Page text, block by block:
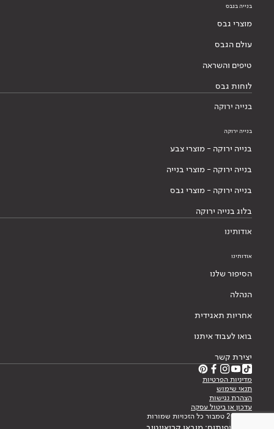
בנייה בגבס
מוצרי גבס
עולם הגבס
טיפים והשראה
לוחות גבס
בנייה ירוקה
בנייה ירוקה
בנייה ירוקה - מוצרי צבע
בנייה ירוקה - מוצרי בנייה
בנייה ירוקה - מוצרי גבס
בלוג בנייה ירוקה
אודותינו
אודותינו
הסיפור שלנו
הנהלה
אחריות תאגידית
בואו לעבוד איתנו
יצירת קשר
מדיניות הפרטיות
תנאי שימוש
הצהרת נגישות
עדכון או ביטול עסקה
© 2026 טמבור כל הזכויות שמורות
עיצוב ופיתוח: מובאו קריאייטיב